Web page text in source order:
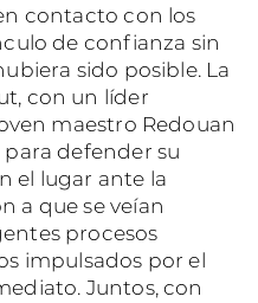
contacto con los
de confianza sin
sido posible. La
con un líder
maestro Redouan
defender su
el lugar ante la
a que se veían
procesos
impulsados por el
Juntos, con